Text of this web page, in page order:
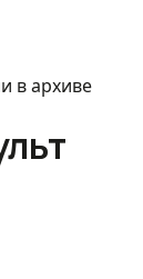
в архиве